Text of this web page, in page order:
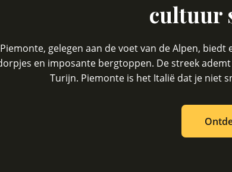
cultuur
Piemonte, gelegen aan de voet van de Alpen,
en imposante bergtoppen. De streek
Turijn. Piemonte is het Italië dat je niet